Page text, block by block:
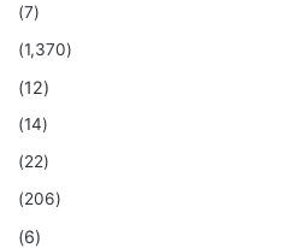
(7)
(1,370)
(12)
(14)
(22)
(206)
(6)